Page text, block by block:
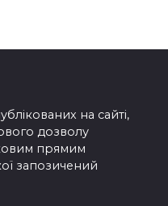
на сайті,
дозволу
прямим
запозичений